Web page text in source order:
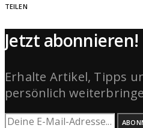
TEILEN
Jetzt abonnieren!
Erhalte Artikel, Tipps
persönlich